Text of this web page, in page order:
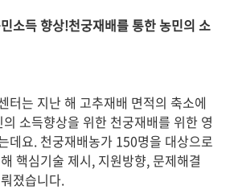
소득 향상!천궁재배를 통한 농민의 소
터는 지난 해 고추재배 면적의 축소에
소득향상을 위한 천궁재배를 위한 영
데요. 천궁재배농가 150명을 대상으로
핵심기술 제시, 지원방향, 문제해결
졌습니다.